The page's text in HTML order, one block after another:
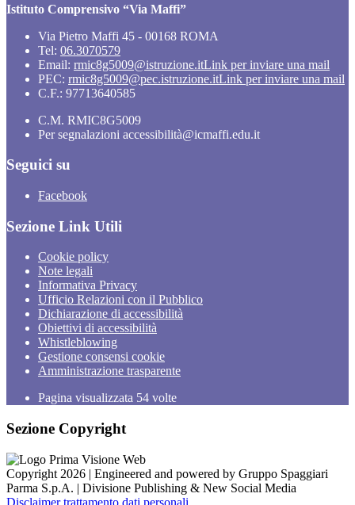
Istituto Comprensivo “Via Maffi”
Via Pietro Maffi 45 - 00168 ROMA
Tel: 06.3070579
Email: rmic8g5009@istruzione.itLink per inviare una mail
PEC: rmic8g5009@pec.istruzione.itLink per inviare una mail
C.F.: 97713640585
C.M. RMIC8G5009
Per segnalazioni accessibilità@icmaffi.edu.it
Seguici su
Facebook
Sezione Link Utili
Cookie policy
Note legali
Informativa Privacy
Ufficio Relazioni con il Pubblico
Dichiarazione di accessibilità
Obiettivi di accessibilità
Whistleblowing
Gestione consensi cookie
Amministrazione trasparente
Pagina visualizzata 54 volte
Sezione Copyright
Copyright 2026 | Engineered and powered by Gruppo Spaggiari
Parma S.p.A. | Divisione Publishing & New Social Media
Disclaimer trattamento dati personali